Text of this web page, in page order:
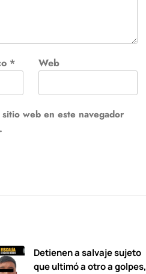
* Web
web en este navegador
Detienen a salvaje sujeto
que ultimó a otro a golpes,